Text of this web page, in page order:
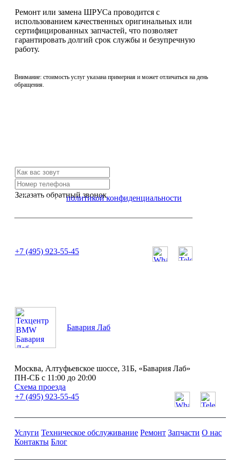
Ремонт или замена ШРУСа проводится с
использованием качественных оригинальных или
сертифицированных запчастей, что позволяет
гарантировать долгий срок службы и безупречную
работу.
Внимание: стоимость услуг указана примерная и может отличаться на день
обращения.
Заказать обратный звонок
Я согласен сполитикой конфиденциальности
+7 (495) 923-55-45
Бавария Лаб
Москва, Алтуфьевское шоссе, 31Б, «Бавария Лаб»
ПН-СБ с 11:00 до 20:00
Схема проезда
+7 (495) 923-55-45
Услуги Техническое обслуживание Ремонт Запчасти О нас
Контакты Блог